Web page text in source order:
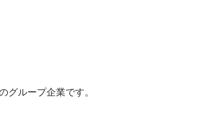
グループ企業です。